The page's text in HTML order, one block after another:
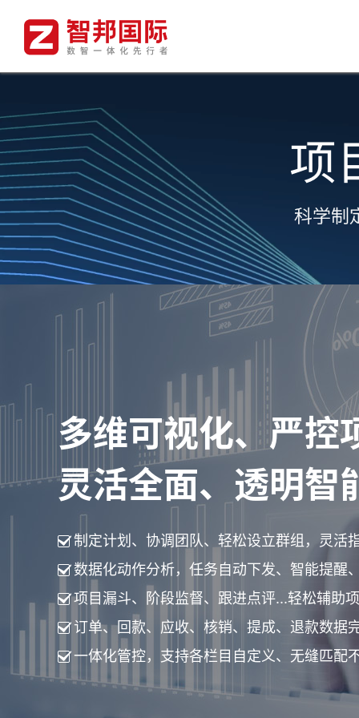
多维可视化、严控
灵活全面、透明智
制定计划、协调团队、轻松设立群组，灵活
数据化动作分析，任务自动下发、智能提醒
项目漏斗、阶段监督、跟进点评...轻松辅助
订单、回款、应收、核销、提成、退款数据
一体化管控，支持各栏目自定义、无缝匹配